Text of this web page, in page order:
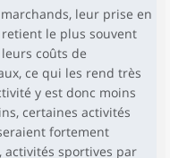
leur prise en
le plus souvent
coûts de
ce qui les rend très
y est donc moins
certaines activités
fortement
activités sportives par